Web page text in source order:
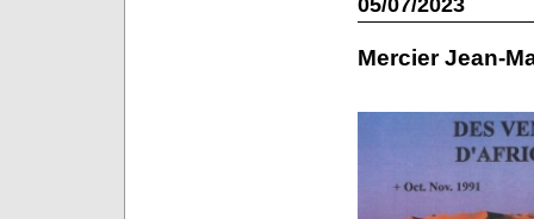
Mercier Jean-